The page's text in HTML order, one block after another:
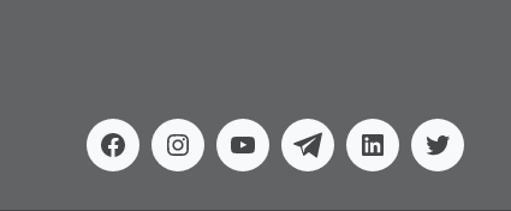
FacebookInstagram
YoutubeTelegramLinkedinTwitter